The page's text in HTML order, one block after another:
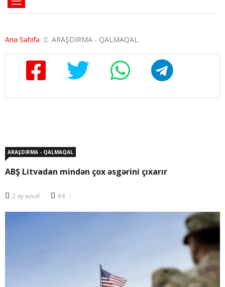
Ana Səhifə ARAŞDIRMA - QALMAQAL
ARAŞDIRMA - QALMAQAL
ABŞ Litvadan mindən çox əsgərini çıxarır
2 ay əvvəl 84